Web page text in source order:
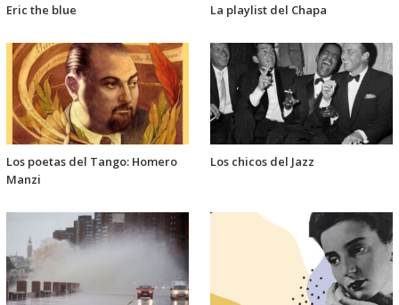
Eric the blue La playlist del Chapa
Los poetas del Tango: Homero
Manzi
Los chicos del Jazz